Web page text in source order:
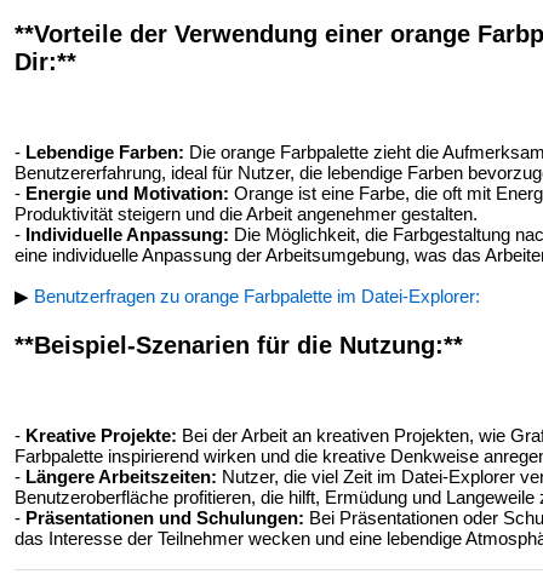
**Vorteile der Verwendung einer orange
Dir:**
- Lebendige Farben: Die orange Farbpalette zieht die
Benutzererfahrung, ideal für Nutzer, die lebendige Farben
- Energie und Motivation: Orange ist eine Farbe, die oft mit
Produktivität steigern und die Arbeit angenehmer gestalten.
- Individuelle Anpassung: Die Möglichkeit, die Farbgestaltung
eine individuelle Anpassung der Arbeitsumgebung, was das
▶ Benutzerfragen zu orange Farbpalette im Datei-Explorer:
**Beispiel-Szenarien für die Nutzung:**
- Kreative Projekte: Bei der Arbeit an kreativen Projekten, wie
Farbpalette inspirierend wirken und die kreative Denkweise
- Längere Arbeitszeiten: Nutzer, die viel Zeit im Datei-Explorer
Benutzeroberfläche profitieren, die hilft, Ermüdung und Langeweile
- Präsentationen und Schulungen: Bei Präsentationen oder
das Interesse der Teilnehmer wecken und eine lebendige